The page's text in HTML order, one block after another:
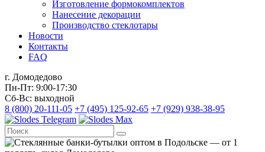
Изготовление формокомплектов
Нанесение декорации
Производство стеклотары
Новости
Контакты
FAQ
г. Домодедово
Пн-Пт: 9:00-17:30
Сб-Вс: выходной
8 (800) 20-111-05 +7 (495) 125-92-65 +7 (929) 938-38-95